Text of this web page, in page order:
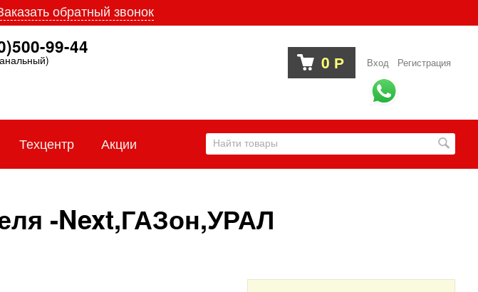
обратный звонок
99-44
Вход Регистрация
0 Р
Техцентр Акции
-Next,ГАЗон,УРАЛ